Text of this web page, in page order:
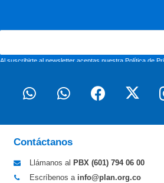
Al suscribirte al newsletter aceptas nuestraPolítica de
Contáctanos
Llámanos al PBX (601) 794 06 00
Escríbenos a info@plan.org.co